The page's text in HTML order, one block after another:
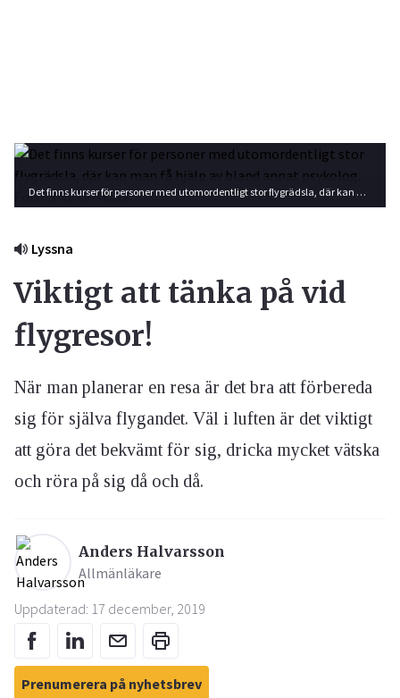
Det finns kurser för personer med utomordentligt stor flygrädsla, där kan man få hjälp av bland annat psykolog. Foto: Shutterstock
Lyssna
Viktigt att tänka på vid
flygresor!
När man planerar en resa är det bra att förbereda
sig för själva flygandet. Väl i luften är det viktigt
att göra det bekvämt för sig, dricka mycket vätska
och röra på sig då och då.
Anders Halvarsson
Allmänläkare
Uppdaterad: 17 december, 2019
Prenumerera på nyhetsbrev